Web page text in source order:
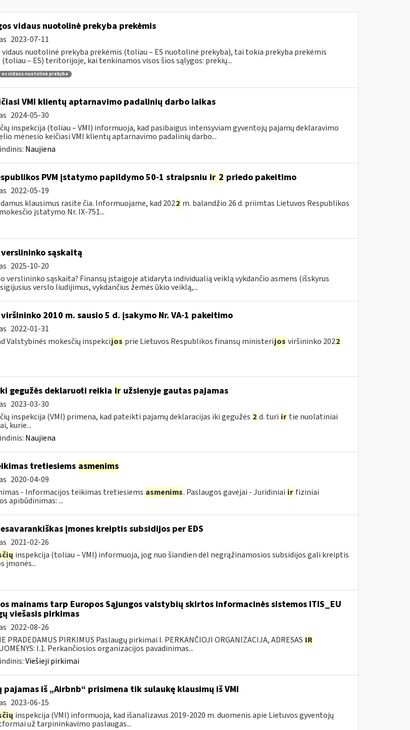
vidaus nuotolinė prekyba prekėmis
2023-07-11
vidaus nuotolinė prekyba prekėmis (toliau – ES nuotolinė prekyba), tai tokia prekyba prekėmis
(toliau – ES) teritorijoje, kai tenkinamos visos šios sąlygos: prekių...
es vidaus nuotolinė prekyba
VMI klientų aptarnavimo padalinių darbo laikas
2024-05-30
inspekcija (toliau – VMI) informuoja, kad pasibaigus intensyviam gyventojų pajamų deklaravimo
mėnesio keičiasi VMI klientų aptarnavimo padalinių darbo...
Naujiena
PVM įstatymo papildymo 50-1 straipsniu ir 2 priedo pakeitimo
2022-05-19
klausimus rasite čia. Informuojame, kad 2022 m. balandžio 26 d. priimtas Lietuvos Respublikos
įstatymo Nr. IX-751...
sąskaitą
2025-10-20
verslininko sąskaita? Finansų įstaigoje atidaryta individualią veiklą vykdančio asmens (išskyrus
verslo liudijimus, vykdančius žemės ūkio veiklą,...
viršininko 2010 m. sausio 5 d. įsakymo Nr. VA-1 pakeitimo
2022-01-31
Valstybinės mokesčių inspekcijos prie Lietuvos Respublikos finansų ministerijos viršininko 2022
gegužės deklaruoti reikia iružsienyje gautas pajamas
2023-03-30
inspekcija (VMI) primena, kad pateikti pajamų deklaracijas iki gegužės 2 d. turi ir tie nuolatiniai
kurie...
Naujiena
tretiesiems asmenims
2020-04-09
- Informacijos teikimas tretiesiems asmenims. Paslaugos gavėjai - Juridiniai ir fiziniai
apibūdinimas: ...
įmones kreiptis subsidijos per EDS
2021-02-26
inspekcija (toliau – VMI) informuoja, jog nuo šiandien dėl negrąžinamosios subsidijos gali kreiptis
įmonės...
mainams tarp Europos Sąjungos valstybių skirtos informacinės sistemos ITIS_EU
viešasis pirkimas
2022-08-26
PRADEDAMUS PIRKIMUS Paslaugų pirkimai I. PERKANČIOJI ORGANIZACIJA, ADRESAS IR
I.1. Perkančiosios organizacijos pavadinimas...
Viešieji pirkimai
iš „Airbnb“ prisimena tik sulaukę klausimų iš VMI
2023-06-15
inspekcija (VMI) informuoja, kad išanalizavus 2019-2020 m. duomenis apie Lietuvos gyventojų
už tarpininkavimo paslaugas...